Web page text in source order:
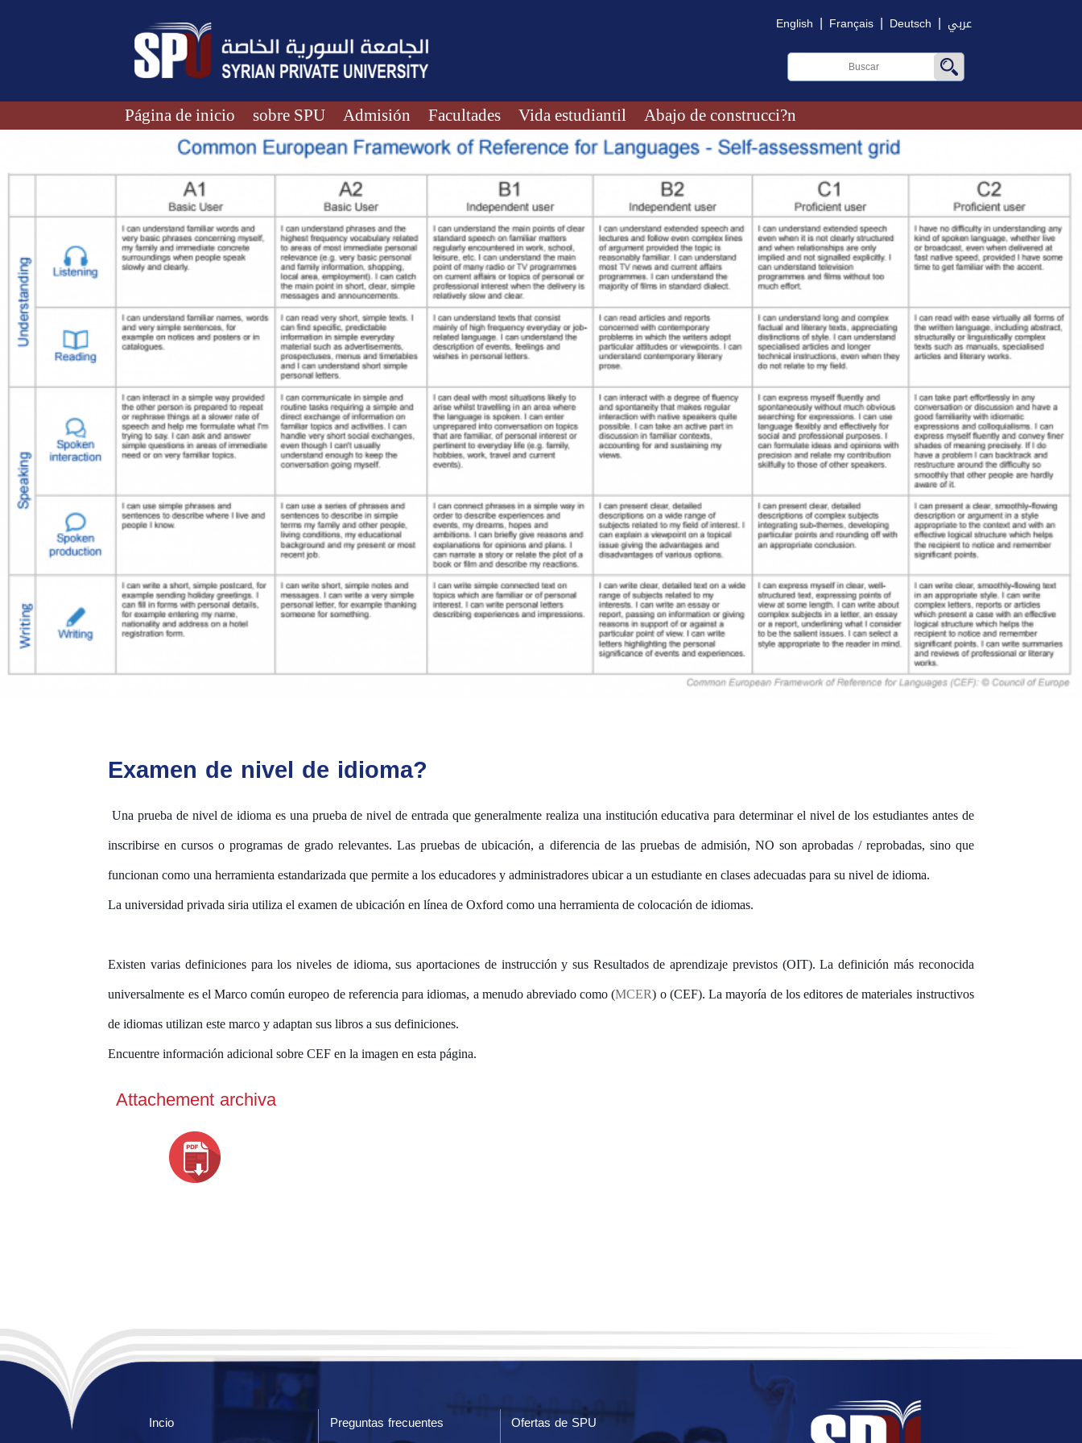
English | Français | Deutsch | عربي
Página de inicio sobre SPU Admisión Facultades Vida estudiantil Abajo de construcci?n
Examen de nivel de idioma?
Una prueba de nivel de idioma es una prueba de nivel de entrada que generalmente realiza una institución educativa para determinar el nivel de los estudiantes antes de
inscribirse en cursos o programas de grado relevantes. Las pruebas de ubicación, a diferencia de las pruebas de admisión, NO son aprobadas / reprobadas, sino que
funcionan como una herramienta estandarizada que permite a los educadores y administradores ubicar a un estudiante en clases adecuadas para su nivel de idioma.
La universidad privada siria utiliza el examen de ubicación en línea de Oxford como una herramienta de colocación de idiomas.
Existen varias definiciones para los niveles de idioma, sus aportaciones de instrucción y sus Resultados de aprendizaje previstos (OIT). La definición más reconocida
universalmente es el Marco común europeo de referencia para idiomas, a menudo abreviado como (MCER) o (CEF). La mayoría de los editores de materiales instructivos
de idiomas utilizan este marco y adaptan sus libros a sus definiciones.
Encuentre información adicional sobre CEF en la imagen en esta página.
Attachement archiva
Incio Preguntas frecuentes
Ofertas de SPU